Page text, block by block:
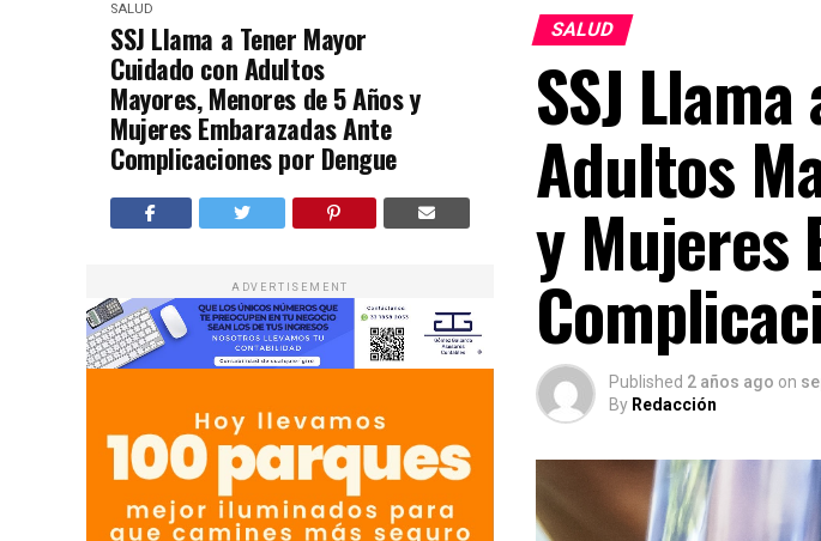
SALUD
SSJ Llama a Tener Mayor
Cuidado con Adultos
Mayores, Menores de 5 Años y
Mujeres Embarazadas Ante
Complicaciones por Dengue
ADVERTISEMENT
SALUD
SSJ
Adultos
y Mujeres
Published 2 años ago on
By Redacción